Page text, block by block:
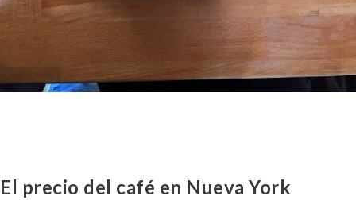
El precio del café en Nueva York